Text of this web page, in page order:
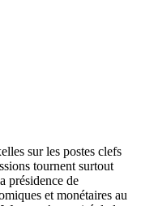
sur les postes clefs
tournent surtout
présidence de
et monétaires au